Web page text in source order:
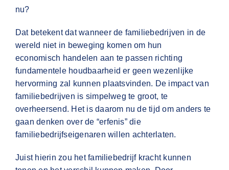
nu?
Dat betekent dat wanneer de familiebedrijven in de
wereld niet in beweging komen om hun
economisch handelen aan te passen richting
fundamentele houdbaarheid er geen wezenlijke
hervorming zal kunnen plaatsvinden. De impact van
familiebedrijven is simpelweg te groot, te
overheersend. Het is daarom nu de tijd om anders te
gaan denken over de “erfenis” die
familiebedrijfseigenaren willen achterlaten.
Juist hierin zou het familiebedrijf kracht kunnen